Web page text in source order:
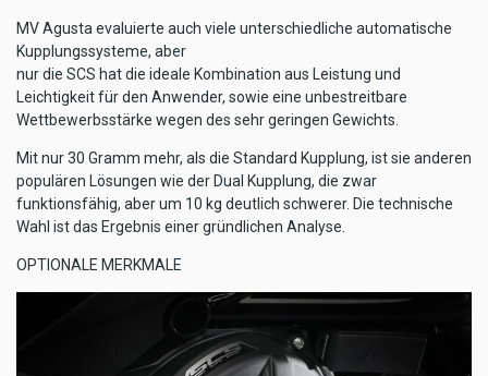
MV Agusta evaluierte auch viele unterschiedliche automatische
Kupplungssysteme, aber
nur die SCS hat die ideale Kombination aus Leistung und
Leichtigkeit für den Anwender, sowie eine unbestreitbare
Wettbewerbsstärke wegen des sehr geringen Gewichts.
Mit nur 30 Gramm mehr, als die Standard Kupplung, ist sie anderen
populären Lösungen wie der Dual Kupplung, die zwar
funktionsfähig, aber um 10 kg deutlich schwerer. Die technische
Wahl ist das Ergebnis einer gründlichen Analyse.
OPTIONALE MERKMALE